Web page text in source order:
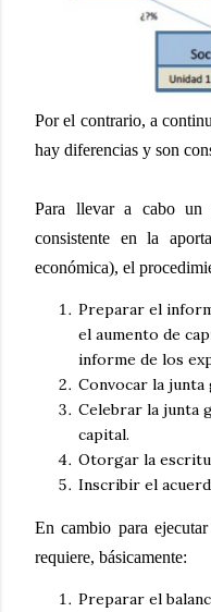
Por el contrario, a
hay diferencias y son
Para llevar a cabo un
consistente en la
económica), el
Preparar el
el aumento de
informe de los
Convocar la junta
Celebrar la junta
capital.
Otorgar la
Inscribir el
En cambio para
requiere, básicamente:
Preparar el